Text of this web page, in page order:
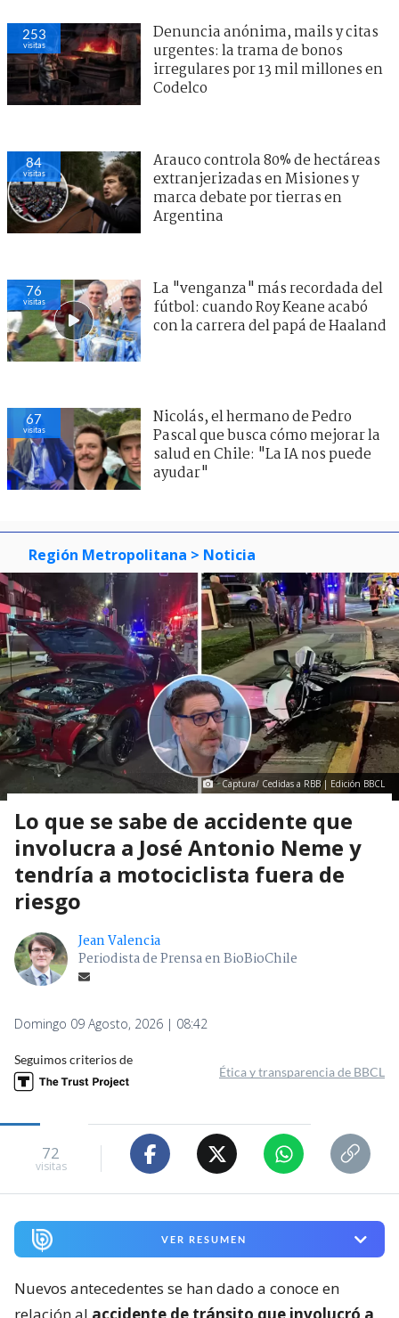
253
visitas
Denuncia anónima, mails y citas
urgentes: la trama de bonos
irregulares por 13 mil millones en
Codelco
84
visitas
Arauco controla 80% de hectáreas
extranjerizadas en Misiones y
marca debate por tierras en
Argentina
76
visitas
La "venganza" más recordada del
fútbol: cuando Roy Keane acabó
con la carrera del papá de Haaland
67
visitas
Nicolás, el hermano de Pedro
Pascal que busca cómo mejorar la
salud en Chile: "La IA nos puede
ayudar"
Región Metropolitana > Noticia
Captura/ Cedidas a RBB | Edición BBCL
Lo que se sabe de accidente que
involucra a José Antonio Neme y
tendría a motociclista fuera de
riesgo
Jean Valencia
Periodista de Prensa en BioBioChile
Domingo 09 Agosto, 2026 | 08:42
Seguimos criterios de
Ética y transparencia de BBCL
72
visitas
VER RESUMEN
Nuevos antecedentes se han dado a conoce en